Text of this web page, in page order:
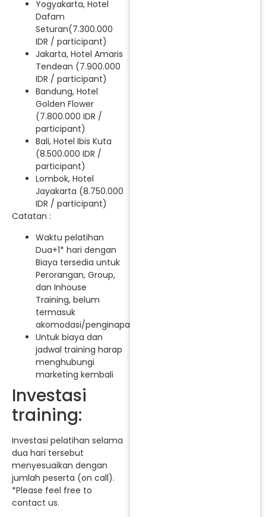
Yogyakarta, Hotel
Dafam
Seturan(7.300.000
IDR / participant)
Jakarta, Hotel Amaris
Tendean (7.900.000
IDR / participant)
Bandung, Hotel
Golden Flower
(7.800.000 IDR /
participant)
Bali, Hotel Ibis Kuta
(8.500.000 IDR /
participant)
Lombok, Hotel
Jayakarta (8.750.000
IDR / participant)
Catatan :
Waktu pelatihan
Dua+1* hari dengan
Biaya tersedia untuk
Perorangan, Group,
dan Inhouse
Training, belum
termasuk
akomodasi/penginapan.
Untuk biaya dan
jadwal training harap
menghubungi
marketing kembali
Investasi
training:
Investasi pelatihan selama
dua hari tersebut
menyesuaikan dengan
jumlah peserta (on call).
*Please feel free to
contact us.